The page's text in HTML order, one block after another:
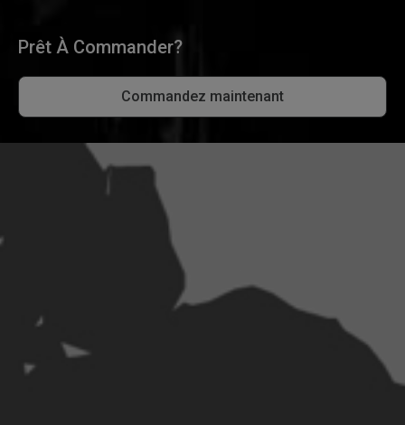
Prêt À Commander?
Commandez maintenant